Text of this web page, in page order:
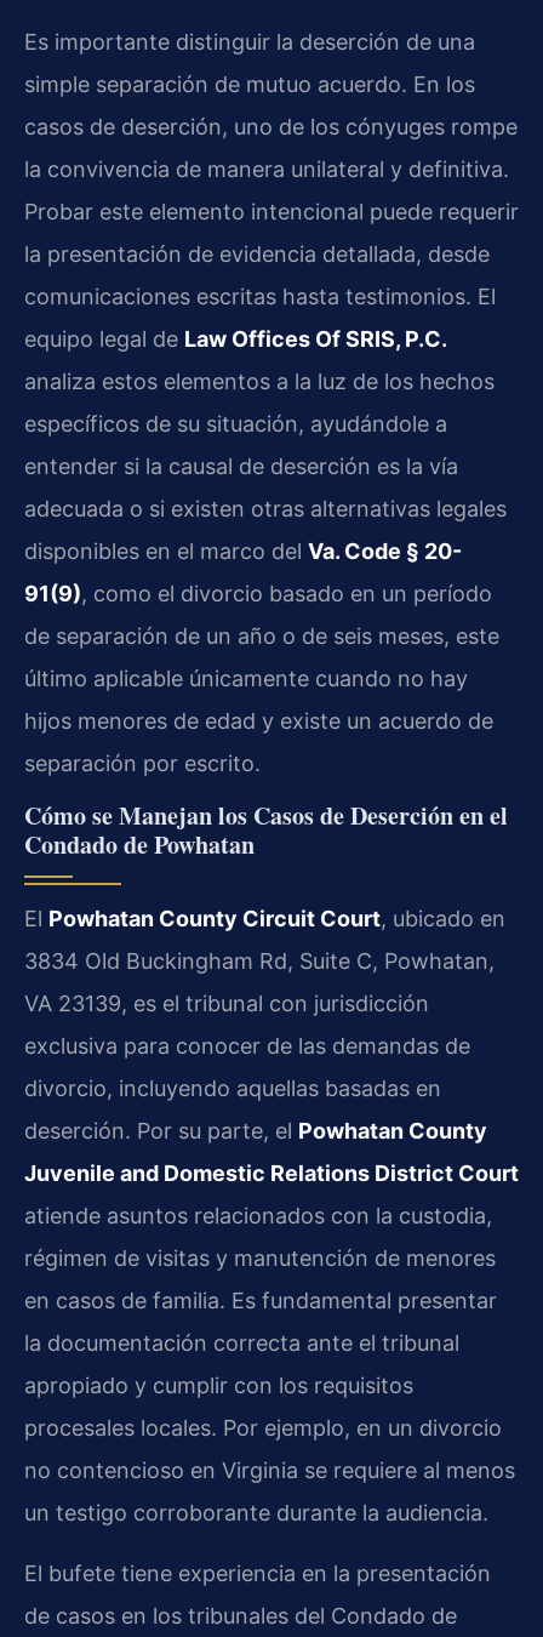
Es importante distinguir la deserción de una
simple separación de mutuo acuerdo. En los
casos de deserción, uno de los cónyuges rompe
la convivencia de manera unilateral y definitiva.
Probar este elemento intencional puede requerir
la presentación de evidencia detallada, desde
comunicaciones escritas hasta testimonios. El
equipo legal de Law Offices Of SRIS, P.C.
analiza estos elementos a la luz de los hechos
específicos de su situación, ayudándole a
entender si la causal de deserción es la vía
adecuada o si existen otras alternativas legales
disponibles en el marco del Va. Code § 20-
91(9), como el divorcio basado en un período
de separación de un año o de seis meses, este
último aplicable únicamente cuando no hay
hijos menores de edad y existe un acuerdo de
separación por escrito.
Cómo se Manejan los Casos de Deserción en el
Condado de Powhatan
El Powhatan County Circuit Court, ubicado en
3834 Old Buckingham Rd, Suite C, Powhatan,
VA 23139, es el tribunal con jurisdicción
exclusiva para conocer de las demandas de
divorcio, incluyendo aquellas basadas en
deserción. Por su parte, el Powhatan County
Juvenile and Domestic Relations District Court
atiende asuntos relacionados con la custodia,
régimen de visitas y manutención de menores
en casos de familia. Es fundamental presentar
la documentación correcta ante el tribunal
apropiado y cumplir con los requisitos
procesales locales. Por ejemplo, en un divorcio
no contencioso en Virginia se requiere al menos
un testigo corroborante durante la audiencia.
El bufete tiene experiencia en la presentación
de casos en los tribunales del Condado de